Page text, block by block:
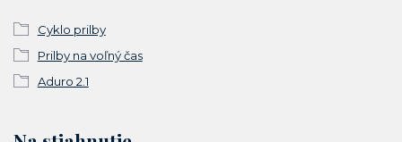
Cyklo prilby
Prilby na voľný čas
Aduro 2.1